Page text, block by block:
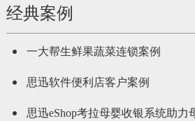
经典案例
一大帮生鲜果蔬菜连锁案例
思迅软件便利店客户案例
思迅eShop考拉母婴收银系统助力